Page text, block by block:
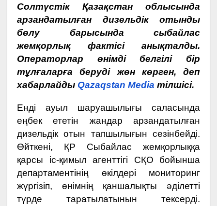
Солтүстік Қазақстан облысында
арзандатылған дизельдік отынды
бөлу барысында сыбайлас
жемқорлық фактісі анықталды.
Операторлар өнімді белгілі бір
тұлғаларға беруді жөн көрген, деп
хабарлайды Qazaqstan Media тілшісі.
Енді ауыл шаруашылығы саласында
еңбек ететін жандар арзандатылған
дизельдік отын тапшылығын сезінбейді.
Өйткені, ҚР Сыбайлас жемқорлыққа
қарсы іс-қимыл агенттігі СҚО бойынша
департаментінің өкілдері мониторинг
жүргізіп, өнімнің қаншалықты әділетті
түрде таратылатынын тексерді.